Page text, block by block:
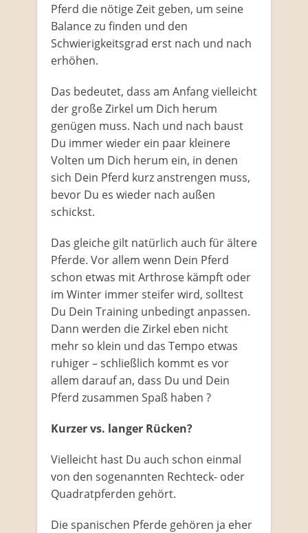
Pferd die nötige Zeit geben, um seine
Balance zu finden und den
Schwierigkeitsgrad erst nach und nach
erhöhen.
Das bedeutet, dass am Anfang vielleicht
der große Zirkel um Dich herum
genügen muss. Nach und nach baust
Du immer wieder ein paar kleinere
Volten um Dich herum ein, in denen
sich Dein Pferd kurz anstrengen muss,
bevor Du es wieder nach außen
schickst.
Das gleiche gilt natürlich auch für ältere
Pferde. Vor allem wenn Dein Pferd
schon etwas mit Arthrose kämpft oder
im Winter immer steifer wird, solltest
Du Dein Training unbedingt anpassen.
Dann werden die Zirkel eben nicht
mehr so klein und das Tempo etwas
ruhiger – schließlich kommt es vor
allem darauf an, dass Du und Dein
Pferd zusammen Spaß haben ?
Kurzer vs. langer Rücken?
Vielleicht hast Du auch schon einmal
von den sogenannten Rechteck- oder
Quadratpferden gehört.
Die spanischen Pferde gehören ja eher